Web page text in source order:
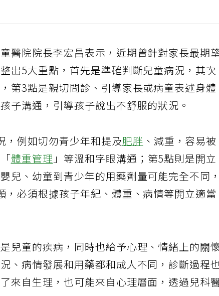
醫院院長李宏昌表示，近期曾針對家長最期
出5大重點，首先是準確判斷兒童病況，其次
第3點是親切問診、引導家長或病童表述身體
子溝通，引導孩子說出不舒服的狀況。
，例如切勿青少年和提及肥胖 、減重，容易被
體重管理」等溫和字眼溝通；第5點則是開立
兒、幼童到青少年的用藥劑量可能完全不同，
必須根據孩子年紀、體重、病情等開立適當
兒童的疾病，同時也給予心理、情緒上的關
、病情發展和用藥都和成人不同，診斷過程
來自生理，也可能來自心理層面，透過兒科